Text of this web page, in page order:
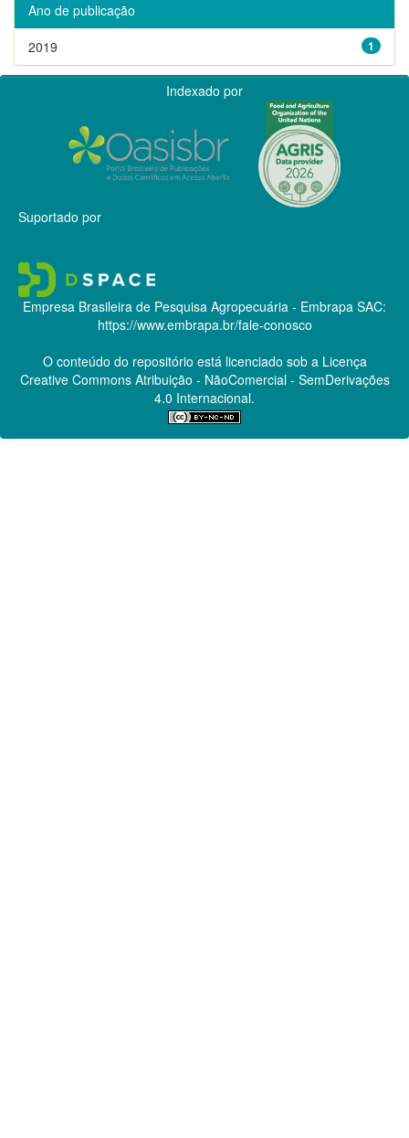
Ano de publicação
1
2019
Indexado por
Suportado por
Empresa Brasileira de Pesquisa Agropecuária - Embrapa SAC:
https://www.embrapa.br/fale-conosco
O conteúdo do repositório está licenciado sob a Licença
Creative CommonsAtribuição - NãoComercial - SemDerivações
4.0 Internacional.